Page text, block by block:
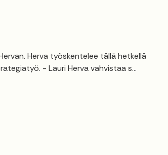
Herva työskentelee tällä hetkellä
- Lauri Herva vahvistaa s...